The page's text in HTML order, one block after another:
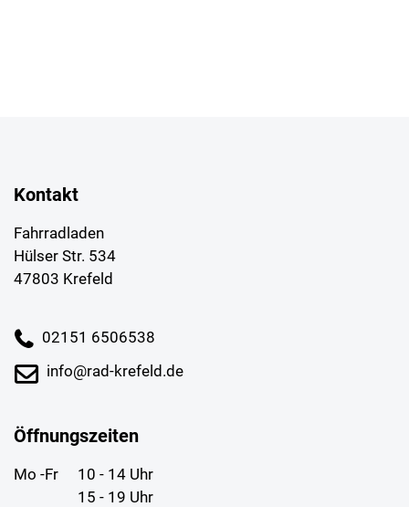
Kontakt
Fahrradladen
Hülser Str. 534
47803 Krefeld
02151 6506538
info@rad-krefeld.de
Öffnungszeiten
Mo -Fr
10 - 14 Uhr
15 - 19 Uhr